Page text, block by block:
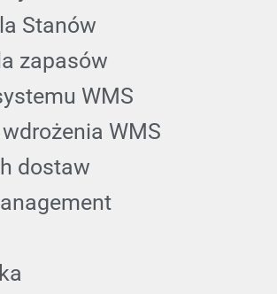
Stanów
zapasów
WMS
WMS
dostaw